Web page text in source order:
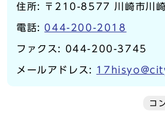
住所: 〒210-8577 川崎市川
電話: 044-200-2018
ファクス: 044-200-3745
メールアドレス:
コ